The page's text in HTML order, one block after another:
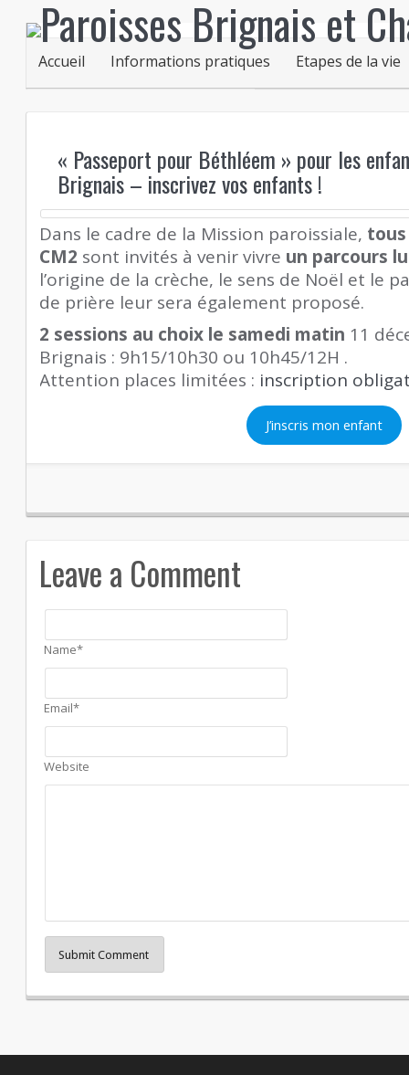
Accueil Informations pratiques Etapes de la vie
« Passeport pour Béthléem » pour les
Brignais – inscrivez vos enfants !
Dans le cadre de la Mission paroissiale, tous
CM2 sont invités à venir vivre un parcours
l’origine de la crèche, le sens de Noël et le
de prière leur sera également proposé.
2 sessions au choix le samedi matin 11
Brignais : 9h15/10h30 ou 10h45/12H .
Attention places limitées : inscription
J’inscris mon enfant
Leave a Comment
Name*
Email*
Website
Submit Comment